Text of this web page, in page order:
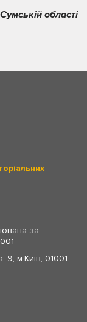
області
за
9, м.Київ, 01001